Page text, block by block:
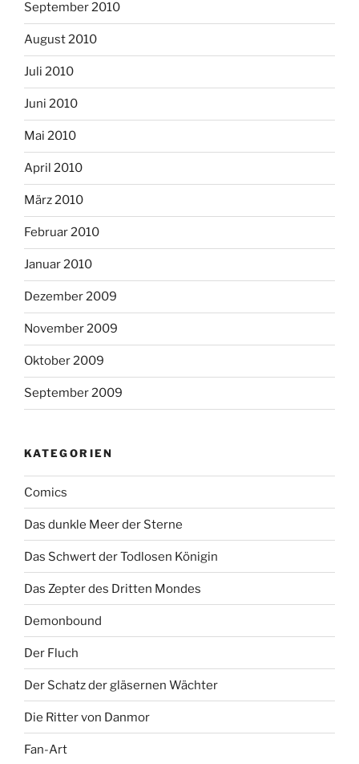
September 2010
August 2010
Juli 2010
Juni 2010
Mai 2010
April 2010
März 2010
Februar 2010
Januar 2010
Dezember 2009
November 2009
Oktober 2009
September 2009
KATEGORIEN
Comics
Das dunkle Meer der Sterne
Das Schwert der Todlosen Königin
Das Zepter des Dritten Mondes
Demonbound
Der Fluch
Der Schatz der gläsernen Wächter
Die Ritter von Danmor
Fan-Art